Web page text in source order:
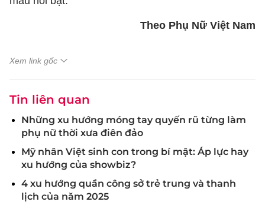
Theo Phụ Nữ Việt Nam
Xem link gốc
Tin liên quan
Những xu hướng móng tay quyến rũ từng làm
phụ nữ thời xưa điên đảo
Mỹ nhân Việt sinh con trong bí mật: Áp lực hay
xu hướng của showbiz?
4 xu hướng quần công sở trẻ trung và thanh
lịch của năm 2025